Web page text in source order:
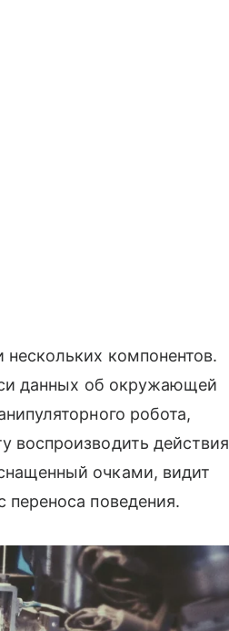
компонентов.
данных об окружающей
робота,
воспроизводить действия
очками, видит
переноса поведения.